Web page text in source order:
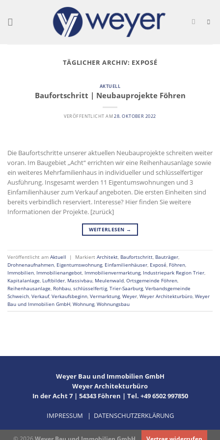
content
TÄGLICHER ARCHIV: EXPOSÉ
AKTUELL
Baufortschritt | Neubauprojekte Föhren
VERÖFFENTLICHT AM28. OKTOBER 2022
Die Baufortschritte unserer aktuellen Neubauprojekte schreiten weiter
voran. Im Baugebiet „Acht“ errichten wir eine Reihenhausanlage sowie
ein weiteres Mehrfamilienhaus in individueller und schlüsselfertiger
Ausführung. Insgesamt werden 11 Eigentumswohnungen und 3
Einfamilienhäuser zum Verkauf angeboten. Die ersten Einheiten sind
bereits verbindlich reserviert. Interesse? Hier finden Sie weitere
Informationen der Projekte. [zurück]
WEITERLESEN →
Veröffentlicht am Aktuell | Markiert Architekt, Baufortschritt, Bauträger,
Drohnenaufnahmen, Eigentumswohnung, Einfamilienhäuser, Exposé, Föhren,
Immobilien, Immobilienangebot, Immobilienvermarktung, Industriepark Region Trier,
Kapitalanlage, Luftbilder, Massivbau, Meulenwald, Ortsgemeinde Föhren,
Reihenhausanlage, Rohbau, schlüsselfertig, Trier-Saarburg, Verbandsgemeinde
Schweich, Verkauf, Verkaufsbeginn, Vermarktung, Weyer, Weyer Architekturbüro, Weyer
Bau und Immobilien GmbH, Wohnung, Wohnungsbau
Weyer Bau und Immobilien GmbH
Weyer Architekturbüro
In der Acht 7 | 54343 Föhren | Tel. +49 6502 997850
IMPRESSUM | DATENSCHUTZERKLÄRUNG